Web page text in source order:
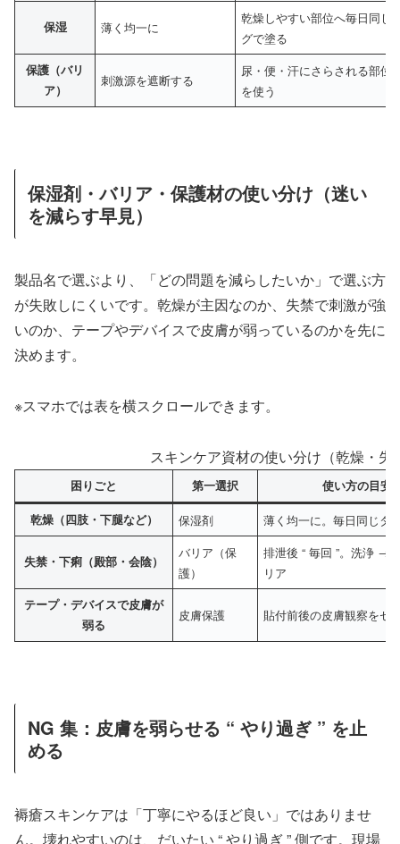
保湿 薄く均一に
乾燥しやすい部位へ毎日同じ
グで塗る
保護（バリ
ア）
刺激源を遮断する
尿・便・汗にさらされる部位
を使う
保湿剤・バリア・保護材の使い分け（迷い
を減らす早見）
製品名で選ぶより、「どの問題を減らしたいか」で選ぶ方
が失敗しにくいです。乾燥が主因なのか、失禁で刺激が強
いのか、テープやデバイスで皮膚が弱っているのかを先に
決めます。
※スマホでは表を横スクロールできます。
スキンケア資材の使い分け（乾燥・失
困りごと 第一選択 使い方の目安
乾燥（四肢・下腿など） 保湿剤 薄く均一に。毎日同じタ
失禁・下痢（殿部・会陰）
バリア（保
護）
排泄後 “ 毎回 ”。洗浄 →
リア
テープ・デバイスで皮膚が
弱る
皮膚保護 貼付前後の皮膚観察をセ
NG 集：皮膚を弱らせる “ やり過ぎ ” を止
める
褥瘡スキンケアは「丁寧にやるほど良い」ではありませ
ん。壊れやすいのは、だいたい “ やり過ぎ ” 側です。現場